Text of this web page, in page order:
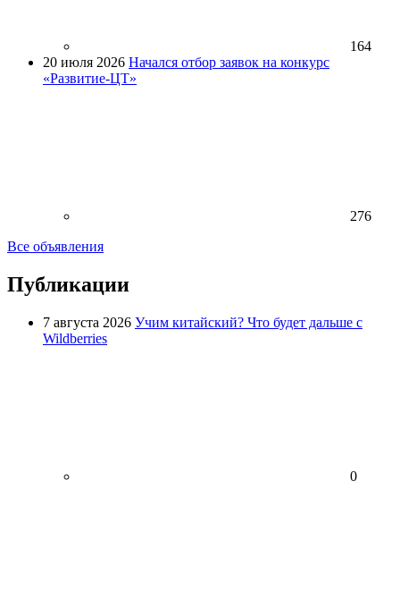
164
20 июля 2026 Начался отбор заявок на конкурс
«Развитие-ЦТ»
276
Все объявления
Публикации
7 августа 2026 Учим китайский? Что будет дальше с
Wildberries
0